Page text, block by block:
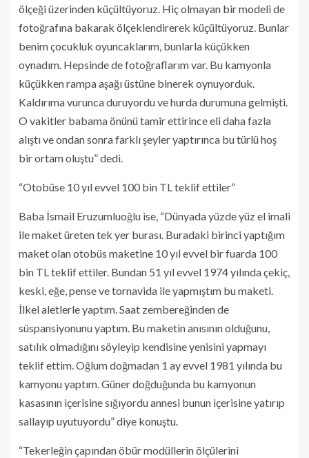
ölçeği üzerinden küçültüyoruz. Hiç olmayan bir modeli de
fotoğrafına bakarak ölçeklendirerek küçültüyoruz. Bunlar
benim çocukluk oyuncaklarım, bunlarla küçükken
oynadım. Hepsinde de fotoğraflarım var. Bu kamyonla
küçükken rampa aşağı üstüne binerek oynuyorduk.
Kaldırıma vurunca duruyordu ve hurda durumuna gelmişti.
O vakitler babama önünü tamir ettirince eli daha fazla
alıştı ve ondan sonra farklı şeyler yaptırınca bu türlü hoş
bir ortam oluştu” dedi.
“Otobüse 10 yıl evvel 100 bin TL teklif ettiler”
Baba İsmail Eruzumluoğlu ise, “Dünyada yüzde yüz el imali
ile maket üreten tek yer burası. Buradaki birinci yaptığım
maket olan otobüs maketine 10 yıl evvel bir fuarda 100
bin TL teklif ettiler. Bundan 51 yıl evvel 1974 yılında çekiç,
keski, eğe, pense ve tornavida ile yapmıştım bu maketi.
İlkel aletlerle yaptım. Saat zembereğinden de
süspansiyonunu yaptım. Bu maketin anısının olduğunu,
satılık olmadığını söyleyip kendisine yenisini yapmayı
teklif ettim. Oğlum doğmadan 1 ay evvel 1981 yılında bu
kamyonu yaptım. Güner doğduğunda bu kamyonun
kasasının içerisine sığıyordu annesi bunun içerisine yatırıp
sallayıp uyutuyordu” diye konuştu.
“Tekerleğin çapından öbür modüllerin ölçülerini